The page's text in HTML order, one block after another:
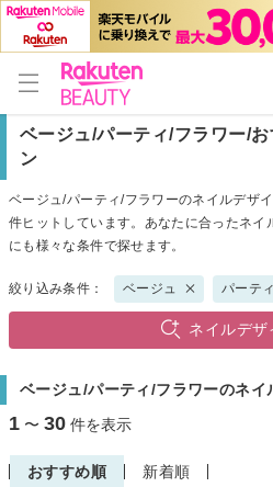
ベージュ/パーティ/フラワー/
ン
ベージュ/パーティ/フラワーのネイルデザ
件ヒットしています。あなたに合ったネ
にも様々な条件で探せます。
絞り込み条件： ベージュ パーティ
ネイルデザ
ベージュ/パーティ/フラワーのネイ
1 〜 30 件を表示
おすすめ順 新着順